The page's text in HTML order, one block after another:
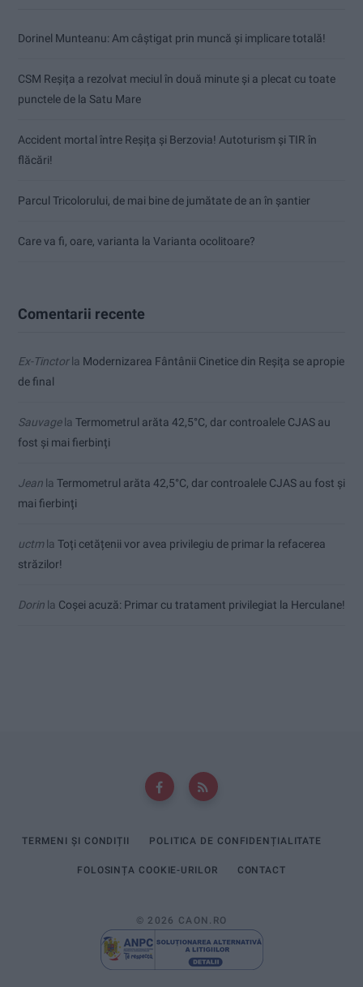
Dorinel Munteanu: Am câștigat prin muncă și implicare totală!
CSM Reșița a rezolvat meciul în două minute și a plecat cu toate
punctele de la Satu Mare
Accident mortal între Reșița și Berzovia! Autoturism și TIR în
flăcări!
Parcul Tricolorului, de mai bine de jumătate de an în șantier
Care va fi, oare, varianta la Varianta ocolitoare?
Comentarii recente
Ex-Tinctorla Modernizarea Fântânii Cinetice din Reșița se apropie
de final
Sauvagela Termometrul arăta 42,5°C, dar controalele CJAS au
fost și mai fierbinți
Jean la Termometrul arăta 42,5°C, dar controalele CJAS au fost și
mai fierbinți
uctmla Toți cetățenii vor avea privilegiu de primar la refacerea
străzilor!
Dorin la Coșei acuză: Primar cu tratament privilegiat la Herculane!
TERMENI ȘI CONDIȚII POLITICA DE CONFIDENȚIALITATE
FOLOSINȚA COOKIE-URILOR CONTACT
© 2026 CAON.RO